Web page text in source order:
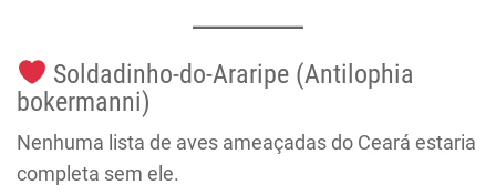
Soldadinho-do-Araripe (Antilophia
bokermanni)
Nenhuma lista de aves ameaçadas do Ceará estaria
completa sem ele.